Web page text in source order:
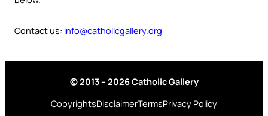
Contact us: info@catholicgallery.org
© 2013 – 2026 Catholic Gallery
CopyrightsDisclaimerTermsPrivacy Policy